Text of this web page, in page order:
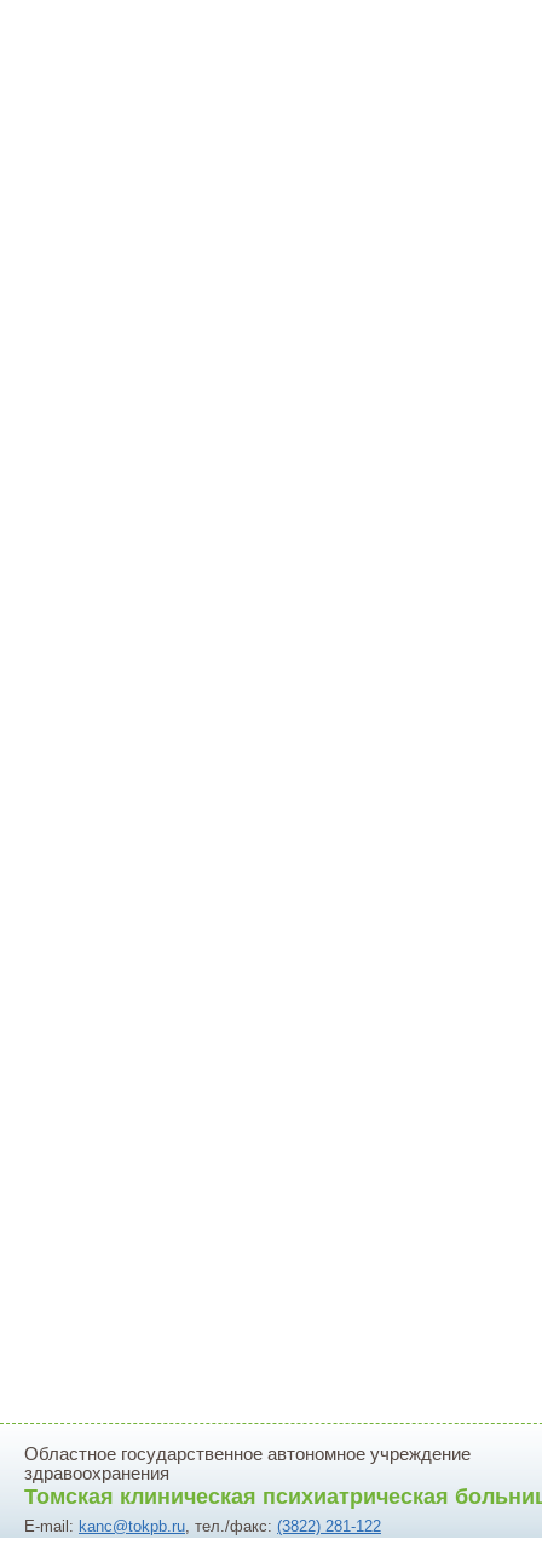
Областное государственное автономное учреждение
здравоохранения
Томская клиническая психиатрическая
E-mail: kanc@tokpb.ru, тел./факс: (3822) 281-122